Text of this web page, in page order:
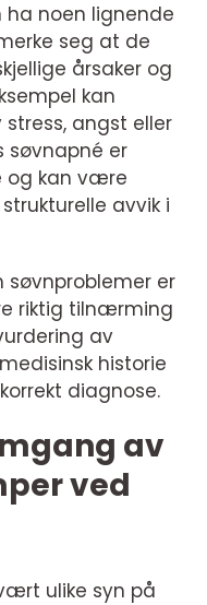
ha noen lignende
seg at de
årsaker og
kan
angst eller
søvnapné er
og kan være
avvik i
søvnproblemer er
riktig tilnærming
av
historie
diagnose.
av
ved
ulike syn på